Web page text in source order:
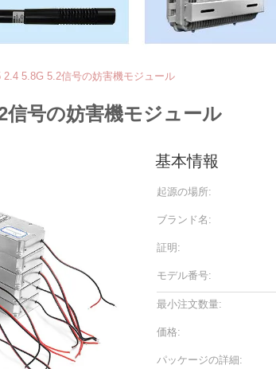
5.8G 5.2信号の妨害機モジュール
信号の妨害機モジュール
基本情報
起源の場所:
ブランド名:
証明:
モデル番号:
最小注文数量:
価格:
パッケージの詳細: